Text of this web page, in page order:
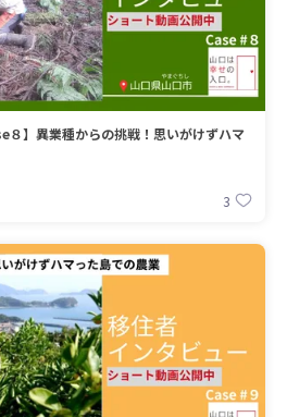
８】異業種からの挑戦！思いがけずハマ
3